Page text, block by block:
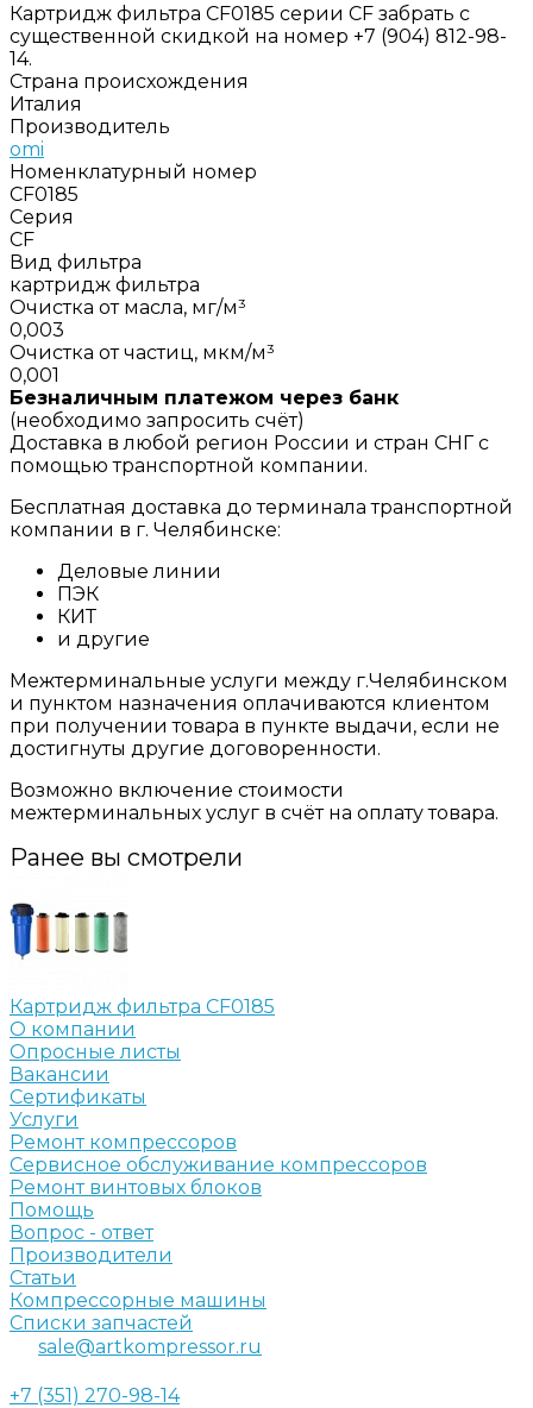
Картридж фильтра CF0185 серии CF забрать с
существенной скидкой на номер +7 (904) 812-98-
14.
Страна происхождения
Италия
Производитель
omi
Номенклатурный номер
CF0185
Серия
CF
Вид фильтра
картридж фильтра
Очистка от масла, мг/м³
0,003
Очистка от частиц, мкм/м³
0,001
Безналичным платежом через банк
(необходимо запросить счёт)
Доставка в любой регион России и стран СНГ с
помощью транспортной компании.
Бесплатная доставка до терминала транспортной
компании в г. Челябинске:
Деловые линии
ПЭК
КИТ
и другие
Межтерминальные услуги между г.Челябинском
и пунктом назначения оплачиваются клиентом
при получении товара в пункте выдачи, если не
достигнуты другие договоренности.
Возможно включение стоимости
межтерминальных услуг в счёт на оплату товара.
Ранее вы смотрели
Картридж фильтра CF0185
О компании
Опросные листы
Вакансии
Сертификаты
Услуги
Ремонт компрессоров
Сервисное обслуживание компрессоров
Ремонт винтовых блоков
Помощь
Вопрос - ответ
Производители
Статьи
Компрессорные машины
Списки запчастей
sale@artkompressor.ru
+7 (351) 270-98-14